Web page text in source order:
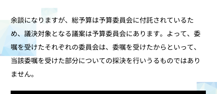
余談になりますが、総予算は予算委員会に付託されているた
め、議決対象となる議案は予算委員会にあります。よって、委
嘱を受けたそれぞれの委員会は、委嘱を受けたからといって、
当該委嘱を受けた部分についての採決を行いうるものではあり
ません。